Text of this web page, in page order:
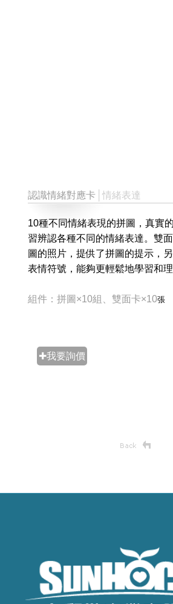
認識情緒對應卡 │情緒表達
10種不同情緒表現的拼圖，真實
習辨認各種不同的情緒表達。雙
圖的照片，提供了拼圖的提示，
表情符號，能夠更輕鬆地學習和理
組件：拼圖×10組、雙面卡×10張
✚我要詢價